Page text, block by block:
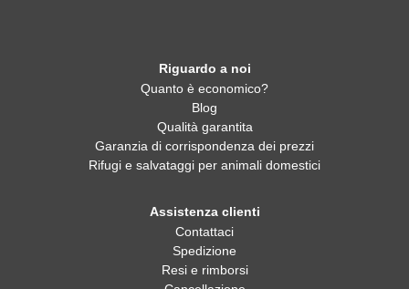
Quanto è economico?
Blog
Qualità garantita
Garanzia di corrispondenza dei prezzi
Rifugi e salvataggi per animali domestici
Contattaci
Spedizione
Resi e rimborsi
Cancellazione